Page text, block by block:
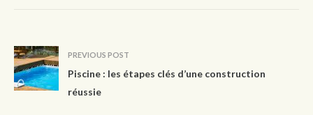
PREVIOUS POST
Piscine : les étapes clés d’une construction
réussie